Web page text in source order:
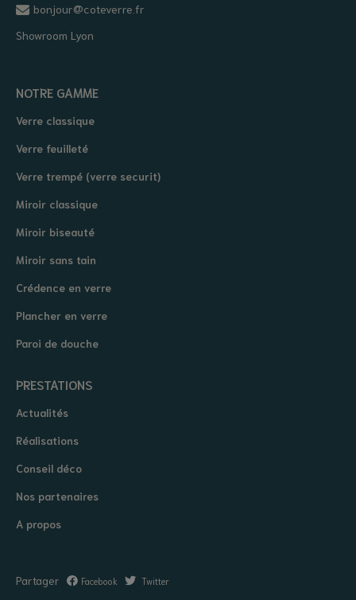
bonjour@coteverre.fr
Showroom Lyon
NOTRE GAMME
Verre classique
Verre feuilleté
Verre trempé (verre securit)
Miroir classique
Miroir biseauté
Miroir sans tain
Crédence en verre
Plancher en verre
Paroi de douche
PRESTATIONS
Actualités
Réalisations
Conseil déco
Nos partenaires
A propos
Partager Facebook Twitter